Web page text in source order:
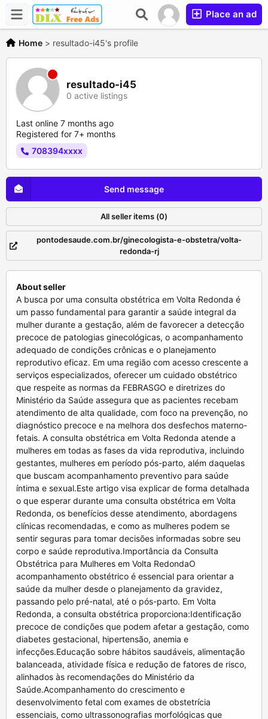
Place an ad
Home > resultado-i45's profile
resultado-i45
0 active listings
Last online 7 months ago
Registered for 7+ months
708394xxxx
Send message
All seller items (0)
pontodesaude.com.br/ginecologista-e-obstetra/volta-
redonda-rj
About seller
A busca por uma consulta obstétrica em Volta Redonda é um passo fundamental para garantir a saúde integral da mulher durante a gestação, além de favorecer a detecção precoce de patologias ginecológicas, o acompanhamento adequado de condições crônicas e o planejamento reprodutivo eficaz. Em uma região com acesso crescente a serviços especializados, oferecer um cuidado obstétrico que respeite as normas da FEBRASGO e diretrizes do Ministério da Saúde assegura que as pacientes recebam atendimento de alta qualidade, com foco na prevenção, no diagnóstico precoce e na melhora dos desfechos materno-fetais. A consulta obstétrica em Volta Redonda atende a mulheres em todas as fases da vida reprodutiva, incluindo gestantes, mulheres em período pós-parto, além daquelas que buscam acompanhamento preventivo para saúde íntima e sexual.Este artigo visa explicar de forma detalhada o que esperar durante uma consulta obstétrica em Volta Redonda, os benefícios desse atendimento, abordagens clínicas recomendadas, e como as mulheres podem se sentir seguras para tomar decisões informadas sobre seu corpo e saúde reprodutiva.Importância da Consulta Obstétrica para Mulheres em Volta RedondaO acompanhamento obstétrico é essencial para orientar a saúde da mulher desde o planejamento da gravidez, passando pelo pré-natal, até o pós-parto. Em Volta Redonda, a consulta obstétrica proporciona:Identificação precoce de condições que podem afetar a gestação, como diabetes gestacional, hipertensão, anemia e infecções.Educação sobre hábitos saudáveis, alimentação balanceada, atividade física e redução de fatores de risco, alinhados às recomendações do Ministério da Saúde.Acompanhamento do crescimento e desenvolvimento fetal com exames de obstetrícia essenciais, como ultrassonografias morfológicas que detectam alterações estruturais.Prevenção de complicações que possam colocar em risco a saúde da mãe e do bebê, incluindo o diagnóstico e tratamento de pré-eclâmpsia.Empoderamento feminino para decisões conscientes sobre métodos contraceptivos, planejamento familiar e cuidados pós-parto.Além do pré-natal, uma consulta obstétrica também acompanha a mulher em períodos críticos como menopausa, auxiliando na gestão dos sintomas e prevenção de doenças osteometabólicas e cardiovasculares.Contexto local: desafios e oportunidades em Volta RedondaVolta Redonda possui uma rede de saúde pública e privada que oferece acesso a serviços de saúde da mulher, mas ainda enfrenta desafios relacionados à educação em saúde, adesão ao pré-natal e acesso oportuno a exames diagnósticos. A consulta obstétrica atua como ponte para a superação dessas barreiras, promovendo maior adesão ao acompanhamento regular e redução das taxas de complicações gestacionais. A integração dos protocolos nacionais às realidades locais é fundamental para um atendimento humanizado e efetivo.Conhecer o papel e as etapas da consulta obstétrica é o próximo passo para entender como esses cuidados se materializam na prática clínica.O que Esperar Durante a Consulta Obstétrica em Volta RedondaAo buscar uma consulta obstétrica em Volta Redonda, a mulher deve estar ciente das etapas clínicas que compõem o atendimento e dos exames que poderão ser solicitados, conforme os protocolos da FEBRASGO.Anamnese detalhada e avaliação do histórico reprodutivoO atendimento inicia-se com uma entrevista minuciosa, na qual o médico coleta informações sobre:Histórico menstrual e reprodutivo, incluindo gestações anteriores, partos e abortos.Condições clínicas pré-existentes, como hipertensão arterial, diabetes, doenças autoimunes ou infecções sexualmente transmissíveis.Hábitos de vida, uso de substâncias e fatores sociais que possam afetar a saúde materno-fetal.Esta fase é crucial para identificar riscos específicos e personalizar o plano de cuidado.Exame físico e avaliação ginecológicaO exame físico inclui aferição da pressão arterial, peso, altura e outros sinais vitais. A avaliação ginecológica compreende:Inspeção e palpação abdominal para avaliar o tamanho uterino e possíveis alterações.Exame especular e toque vaginal, quando indicado, para avaliar o colo do útero e detectar infecções ou outras alterações.Exames solicitados podem variar, mas geralmente incluem o Papanicolau para rastreamento do câncer de colo uterino, hemograma completo, tipagem sanguínea, sorologias para HIV, sífilis, hepatites virais, e exames de urina.Solicitação de exames complementaresO uso de ultrassom obstétrico é fundamental para acompanhar o desenvolvimento fetal, avaliar a vitalidade do embrião e identificar alterações anatômicas. Em Volta Redonda, os serviços de imagem são amplamente disponíveis, permitindo a realização do exame logo no primeiro trimestre. Conforme a evolução da gestação, o ultrassom morfológico, geralmente realizado entre 18 e 24 semanas, é uma ferramenta padrão que detecta malformações congênitas e auxilia no planejamento do parto.Orientações individualizadas e suporte emocionalFinalmente, o médico oferece orientações sobre:Cuidados com a alimentação, ingestão adequada de ácido fólico e suplementação de ferro.Vacinação, especialmente contra gripe e tétano, fundamentais para a proteção materna e fetal.A importância da prática de atividades físicas adaptadas e do controle do estresse durante a gestação.Encorajamento para que a gestante participe dos programas de educação em saúde disponíveis na rede pública e privada em Volta Redonda.Além do aspecto clínica, o acolhimento psicológico e o vínculo estabelecido durante a consulta contribuem para a adesão ao pré-natal e para a redução do medo e ansiedade comuns nessa fase.Após entender os procedimentos básicos da consulta obstétrica, é essencial explorar os momentos mais adequados para buscar atendimento e identificar sinais de alerta.Quando Procurar a Consulta Obstétrica e Sinais de Alerta Durante a GestaçãoA melhora dos desfechos maternos e neonatais depende diretamente do início precoce e da regularidade do acompanhamento prenatal. O Ministério da Saúde recomenda que a primeira consulta obstétrica aconteça idealmente até a 12ª semana gestacional.Períodos-chave para realização de consulta obstétrica em Volta RedondaMulheres que desejam engravidar devem realizar consulta pré-concepcional, com avaliação clínica completa para identificar fatores de risco. Durante a gravidez, as consultas devem ocorrer em intervalos regulares, geralmente mensal até a 28ª semana, quinzenal até 36 semanas, e semanal até o parto.Além disso, mulheres podem buscar a consulta obstétrica para orientações sobre métodos contraceptivos, manejo de doenças crônicas, investigação de sintomas ginecológicos ou acompanhamento da saúde após o parto.Sinais que indicam necessidade de atendimento imediatoÉ fundamental que as gestantes estejam atentas e busquem atendimento em caso de:Sangramento vaginal intenso ou persistente.Dores abdominais fortes e contínuas.Perda de líquido amniótico antes do trabalho de parto.Movimentação fetal reduzida ou ausente.Edema (inchaço) significativo em mãos, rosto ou pernas associado a dores de cabeça intensas ou visão embaçada.Febre alta persistente que pode indicar infecção.O reconhecimento desses sinais de alerta e a procura pronta por uma consulta ou serviço de emergência reduz complicações graves, como trabalho de parto prematuro, pré-eclâmpsia grave e ruptura prematura de membranas.A partir do momento em que a mulher inicia seu acompanhamento, é fundamental entender os tratamentos disponíveis e as abordagens que podem ser adotadas durante o cuidado obstétrico.Abordagens Clínicas e Tratamentos Disponíveis na Consulta Obstétrica em Volta RedondaO tratamento e o manejo médico durante a consulta obstétrica em Volta Redonda seguem protocolos rigorosos para assegurar a segurança da mãe e do bebê, respeitando as orientações estabelecidas pela FEBRASGO e pelo Ministério da Saúde.Manejo de condições clínicas comuns na gravidezDurante o pré-natal, é comum o diagnóstico e o tratamento de condições que colocam em risco a gestação. Entre elas, destacam-se:Diabetes gestacional: caracterizado pelo aumento da glicose no sangue durante a gravidez. O controle é realizado com mudanças na alimentação, exercícios físicos adequados e, se necessário, uso de insulina.Hipertensão arterial: monitoramento rigoroso da pressão, uso de medicações seguras para gestantes e avaliação constante para evitar complicações como pré-eclâmpsia.Anemia: muito frequente na gestação, o tratamento inclui suplementação com ferro oral, conforme a demanda hematológica identificada em exames.Infecções: como a candidíase vaginal e infecções urinárias são diagnosticadas e tratadas com medicamentos seguros para o feto, protegendo a saúde materna e prevenindo parto prematuro.Orientações sobre métodos contraceptivos e planejamento familiarA consulta obstétrica também é momento oportuno para discutir e orientar sobre os diversos métodos contraceptivos, fortalecendo a autonomia da mulher sobre seu planejamento familiar. obstetra volta redonda rj , o acesso a métodos como pílulas anticoncepcionais, dispositivos intrauterinos (DIU), injetáveis, adesivos e métodos naturais são amplamente ofertados.O médico avalia fatores individuais e oferece orientações detalhadas para a escolha segura e eficaz do método, considerando saúde geral, hábitos, e expectativas reprodutivas.Manejo do pós-parto e saúde da mulherA assistência após o parto visa a recuperação feminina, orientação sobre amamentação, retorno da fertilidade e cuidados com eventuais complicações, como depressão pós-parto e disfunções sexuais. Este acompanhamento evita o abandono do cuidado em saúde e melhora a qualidade de vida da mulher.Depois do aspecto clínico e de tratamentos, é importante reforçar estratégias para prevenção e promoção da saúde da mulher, diminuindo riscos em todas as fases do ciclo reprodutivo.Prevenção e Promoção da Saúde na Consulta ObstétricaO enfoque preventivo da consulta obstétrica é um diferencial decisivo em Volta Redonda, pois desde a avaliação pré-co